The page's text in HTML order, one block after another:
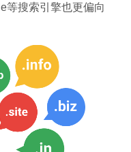
等搜索引擎也更偏向